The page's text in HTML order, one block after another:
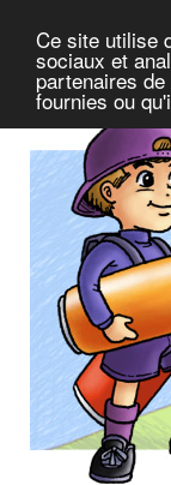
Ce site utilise
sociaux et
partenaires
fournies ou